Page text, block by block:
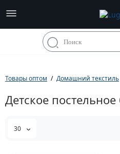
Товары оптом Домашний текстиль
Детское
30